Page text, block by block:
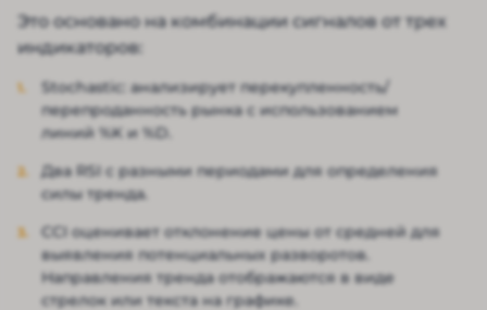
Это основано на комбинации сигналов от трех
индикаторов:
Stochastic: анализирует перекупленность/
перепроданность рынка с использованием
линий %K и %D.
Два RSI с разными периодами для определения
силы тренда.
CCI оценивает отклонение цены от средней для
выявления потенциальных разворотов.
Направления тренда отображаются в виде
стрелок или текста на графике.